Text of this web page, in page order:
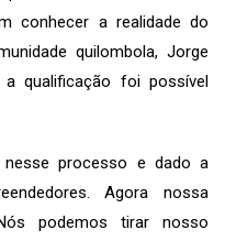
conhecer a realidade do
quilombola, Jorge
a qualificação foi possível
nesse processo e dado a
Agora nossa
podemos tirar nosso